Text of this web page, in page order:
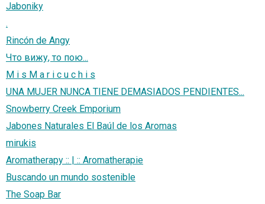
Jaboniky
.
Rincón de Angy
Что вижу, то пою...
M i s M a r i c u c h i s
UNA MUJER NUNCA TIENE DEMASIADOS PENDIENTES...
Snowberry Creek Emporium
Jabones Naturales El Baúl de los Aromas
mirukis
Aromatherapy :: | :: Aromatherapie
Buscando un mundo sostenible
The Soap Bar